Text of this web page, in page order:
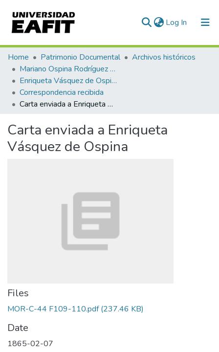
Log In (current)
Communities & Collections
All of DSpace
Statistics
Home Patrimonio Documental
Archivos históricos
Mariano Ospina Rodríguez (1826 -1912)
Enriqueta Vásquez de Ospina
Correspondencia recibida
Carta enviada a Enriqueta Vásquez de Ospina
Carta enviada a Enriqueta
Vásquez de Ospina
Files
MOR-C-44 F109-110.pdf(237.46 KB)
Date
1865-02-07